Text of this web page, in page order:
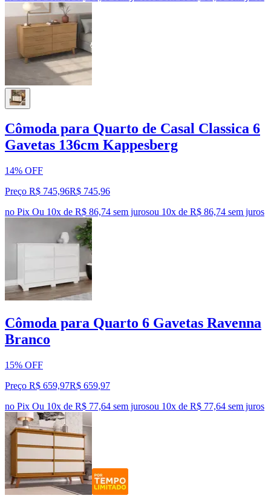
Cômoda para Quarto de Casal Classica 6
Gavetas 136cm Kappesberg
14% OFF
Preço R$ 745,96R$ 745,96
no Pix Ou 10x de R$ 86,74 sem jurosou 10x de R$ 86,74 sem juros
Cômoda para Quarto 6 Gavetas Ravenna
Branco
15% OFF
Preço R$ 659,97R$ 659,97
no Pix Ou 10x de R$ 77,64 sem jurosou 10x de R$ 77,64 sem juros